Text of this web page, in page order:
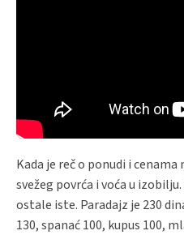
Kada je reč o ponudi i
svežeg povrća i voća u
ostale iste. Paradajz je 230
130, spanać 100, kupus 100,